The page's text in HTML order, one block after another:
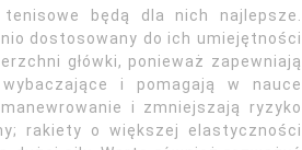
będą dla nich najlepsze.
dostosowany do ich umiejętności
główki, ponieważ zapewniają
i pomagają w nauce
i zmniejszają ryzyko
rakiety o większej elastyczności